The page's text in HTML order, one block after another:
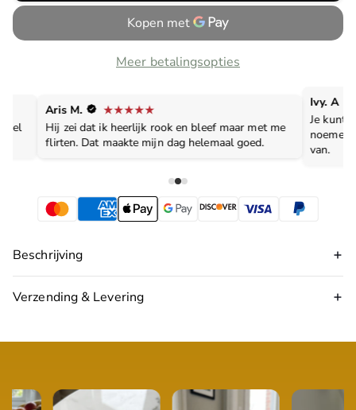
Meer betalingsopties
Aris M.
Hij zei dat ik heerlijk rook en bleef maar met me
flirten. Dat maakte mijn dag helemaal goed.
Ivy. A
Je kunt
van.
Beschrijving
Verzending & Levering